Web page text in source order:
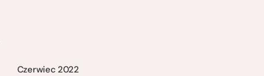
Czerwiec 2022